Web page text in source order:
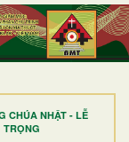
CHÚA NHẬT - LỄ
TRỌNG